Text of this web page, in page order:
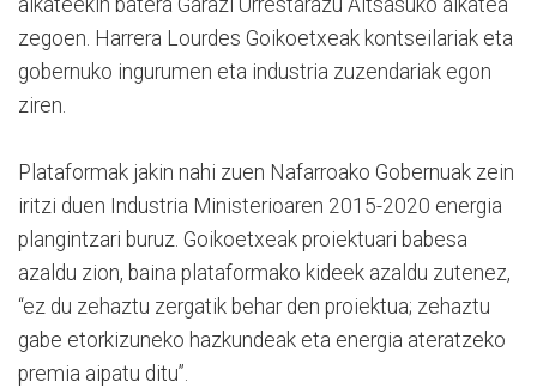
alkateekin batera Garazi Urrestarazu Altsasuko alkatea
zegoen. Harrera Lourdes Goikoetxeak kontseilariak eta
gobernuko ingurumen eta industria zuzendariak egon
ziren.
Plataformak jakin nahi zuen Nafarroako Gobernuak zein
iritzi duen Industria Ministerioaren 2015-2020 energia
plangintzari buruz. Goikoetxeak proiektuari babesa
azaldu zion, baina plataformako kideek azaldu zutenez,
“ez du zehaztu zergatik behar den proiektua; zehaztu
gabe etorkizuneko hazkundeak eta energia ateratzeko
premia aipatu ditu”.